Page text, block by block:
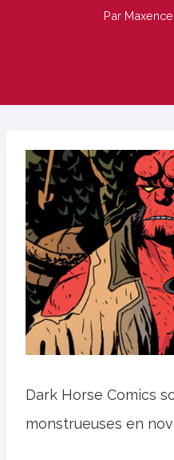
Par Maxence
Dark Horse Comics
monstrueuses en